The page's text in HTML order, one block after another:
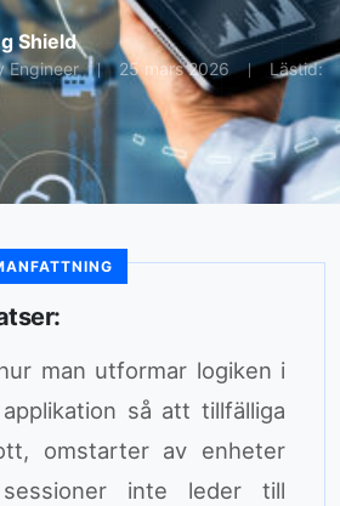
Shield
Engineer 25 mars 2026
Lästid:
man utformar logiken i
så att tillfälliga
omstarter av enheter
inte leder till